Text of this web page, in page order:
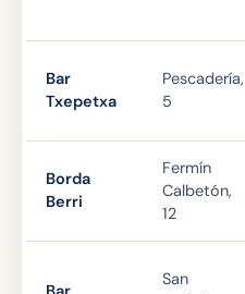
Bar
Txepetxa
Pescadería,
5
Borda
Berri
Fermín
Calbetón,
12
San